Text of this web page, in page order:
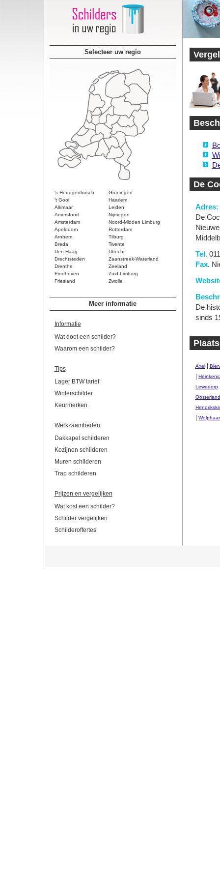
Selecteer uw regio
's-Hertogenbosch
Groningen
't Gooi
Haarlem
Alkmaar
Leiden
Amersfoort
Nijmegen
Amsterdam
Noord-Midden Limburg
Apeldoorn
Rotterdam
Arnhem
Tilburg
Breda
Twente
Den Haag
Utrecht
Drechtsteden
Zaanstreek-Waterland
Drenthe
Zeeland
Eindhoven
Zuid-Limburg
Friesland
Zwolle
Meer informatie
Informatie
Wat doet een schilder?
Waarom een schilder?
Tips
Lager BTW tarief
Winterschilder
Keurmerken
Werkzaamheden
Dakkapel schilderen
Kozijnen schilderen
Muren schilderen
Trap schilderen
Prijzen en vergelijken
Wat kost een schilder?
Schilder vergelijken
Schilderoffertes
De
Adres:
De
Tel.
Fax.
De
sinds
Axel|
Lewedorp
Oosterland